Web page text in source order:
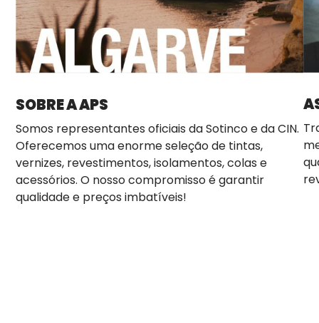
SOBRE A APS
Somos representantes oficiais da Sotinco e da CIN.
Oferecemos uma enorme seleção de tintas,
vernizes, revestimentos, isolamentos, colas e
acessórios. O nosso compromisso é garantir
qualidade e preços imbatíveis!